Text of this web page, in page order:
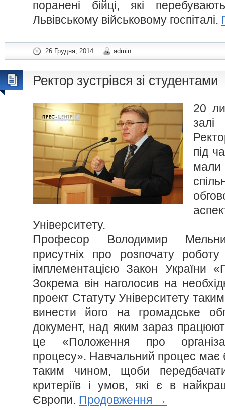
поранені бійці, які
Львівському військовому госпіталі.
26 Грудня, 2014 admin
Ректор зустрівся зі студентами
20
залі
під
Університету.
Професор Володимир
присутніх про розпочату
імплементацією Закон України
Зокрема він наголосив на
проект Статуту Університету
винести його на громадське
документ, над яким зараз
це «Положення про
процесу». Навчальний процес має
таким чином, щоби
критеріїв і умов, які є в
Європи. Продовження →